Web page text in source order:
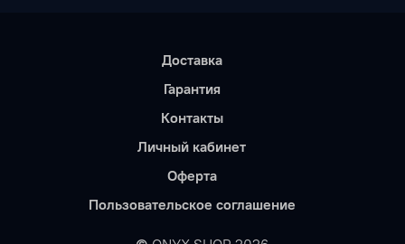
Доставка
Гарантия
Контакты
Личный кабинет
Оферта
Пользовательское соглашение